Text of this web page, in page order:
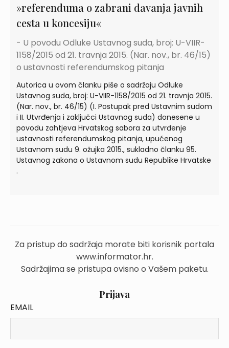
»referenduma o zabrani davanja javnih
cesta u koncesiju«
- U povodu Odluke Ustavnog suda, broj: U-VIIR-
1158/2015 od 21. travnja 2015. (Nar. nov., br. 46/15)
o ustavnosti referendumskog pitanja
Autorica u ovom članku piše o sadržaju Odluke
Ustavnog suda, broj: U-VIIR-1158/2015 od 21. travnja 2015.
(Nar. nov., br. 46/15) (I. Postupak pred Ustavnim sudom
i II. Utvrđenja i zaključci Ustavnog suda) donesene u
povodu zahtjeva Hrvatskog sabora za utvrđenje
ustavnosti referendumskog pitanja, upućenog
Ustavnom sudu 9. ožujka 2015., sukladno članku 95.
Ustavnog zakona o Ustavnom sudu Republike Hrvatske
.
Za pristup do sadržaja morate biti korisnik portala
www.informator.hr.
Sadržajima se pristupa ovisno o Vašem paketu.
Prijava
EMAIL